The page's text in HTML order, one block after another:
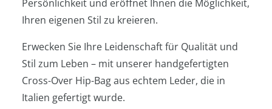
Persönlichkeit und eröffnet Ihnen die Möglichkeit,
Ihren eigenen Stil zu kreieren.
Erwecken Sie Ihre Leidenschaft für Qualität und
Stil zum Leben – mit unserer handgefertigten
Cross-Over Hip-Bag aus echtem Leder, die in
Italien gefertigt wurde.